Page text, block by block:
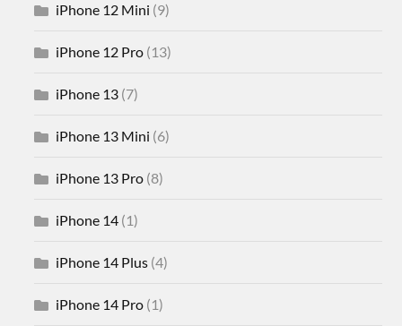
iPhone 12 Mini (9)
iPhone 12 Pro (13)
iPhone 13 (7)
iPhone 13 Mini (6)
iPhone 13 Pro (8)
iPhone 14 (1)
iPhone 14 Plus (4)
iPhone 14 Pro (1)